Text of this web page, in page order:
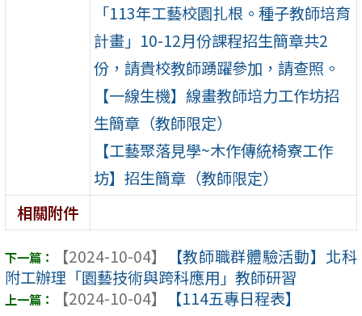
「113年工藝校園扎根。種子教師培育
計畫」10-12月份課程招生簡章共2
份，請貴校教師踴躍參加，請查照。
【一線生機】線畫教師培力工作坊招
生簡章（教師限定）
【工藝聚落見學~木作傳統椅寮工作
坊】招生簡章（教師限定）
相關附件
【2024-10-04】
【教師職群體驗活動】北科
附工辦理「園藝技術與跨科應用」教師研習
【2024-10-04】
【114五專日程表】